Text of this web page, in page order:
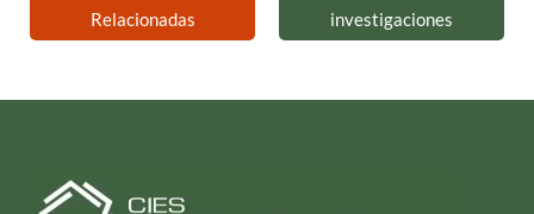
Relacionadas
investigaciones